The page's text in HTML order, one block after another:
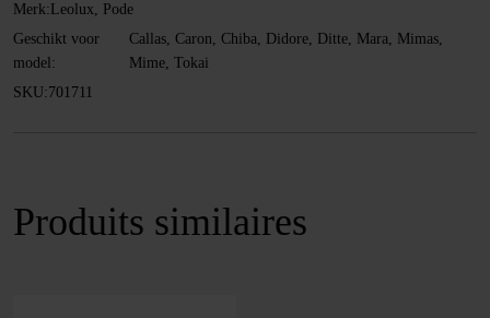
Merk: Leolux, Pode
Geschikt voor
model:
Callas, Caron, Chiba, Didore, Ditte, Mara, Mimas,
Mime, Tokai
SKU:701711
Produits similaires